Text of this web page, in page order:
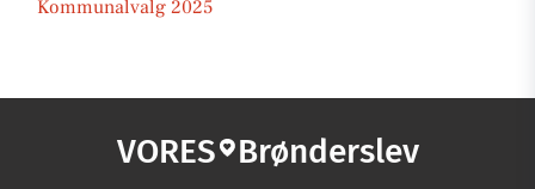
Kommunalvalg 2025
VORES Brønderslev